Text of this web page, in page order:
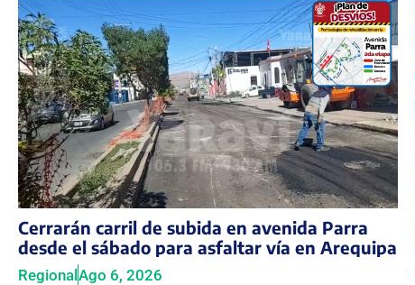
Cerrarán carril de subida en avenida Parra
desde el sábado para asfaltar vía en Arequipa
RegionalAgo 6, 2026